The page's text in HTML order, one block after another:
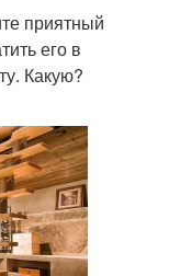
приятный
его в
Какую?